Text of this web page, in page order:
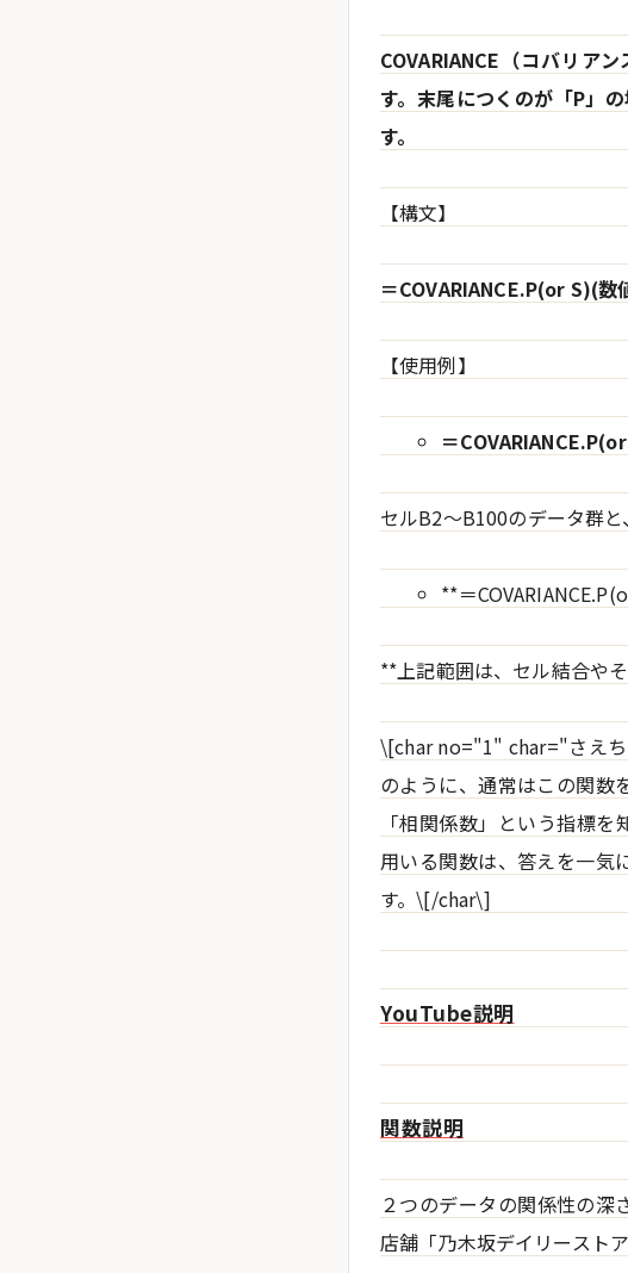
COVARIANCE（コバリア
す。末尾につくのが「P」
す。
【構文】
＝COVARIANCE.P(or S)(
【使用例】
＝
セルB2～B100のデータ群と
**＝
**上記範囲は、セル結合や
\[char no="1" char="さえ
のように、通常はこの関数
「相関係数」という指標
用いる関数は、答えを一気
す。\[/char\]
YouTube説明
関数説明
２つのデータの関係性の深
店舗「乃木坂デイリースト